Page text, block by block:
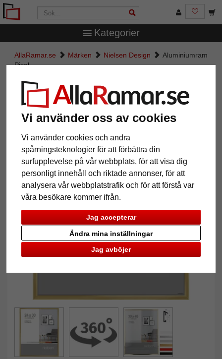
Vi använder oss av cookies
Vi använder cookies och andra
spårningsteknologier för att förbättra din
surfupplevelse på vår webbplats, för att visa dig
personligt innehåll och riktade annonser, för att
analysera vår webbplatstrafik och för att förstå var
våra besökare kommer ifrån.
Jag accepterar
Jag avböjer
Ändra mina inställningar
Kategorier
AllaRamar.se Märken Nielsen Design
Aluminiumram
Pixel
Aluminiumram Pixel